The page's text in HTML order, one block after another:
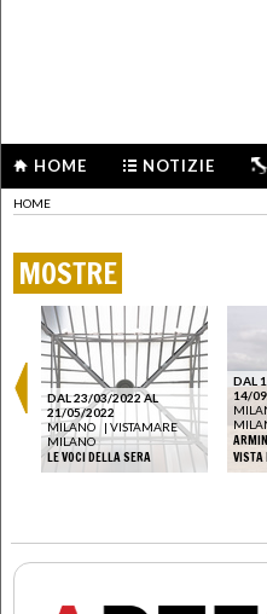
HOME NOTIZIE
HOME
MOSTRE
DAL 23/03/2022 AL
21/05/2022
MILANO
| VISTAMARE
MILANO
LE VOCI DELLA SERA
DAL
14/
VISTA